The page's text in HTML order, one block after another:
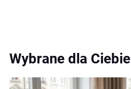
Wybrane dla Ciebie